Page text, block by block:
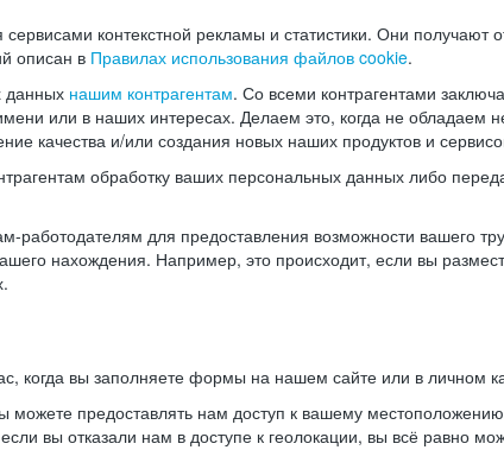
контекстной рекламы и статистики. Они
описан в Правилах использования файлов cookie.
данных нашим контрагентам. Со всеми контрагентами
или в наших интересах. Делаем это, когда не
качества и/или создания новых наших продуктов и
обработку ваших персональных данных либо
для предоставления возможности вашего
нахождения. Например, это происходит, если вы
когда вы заполняете формы на нашем сайте или в личном
предоставлять нам доступ к вашему
вы отказали нам в доступе к геолокации, вы всё равно